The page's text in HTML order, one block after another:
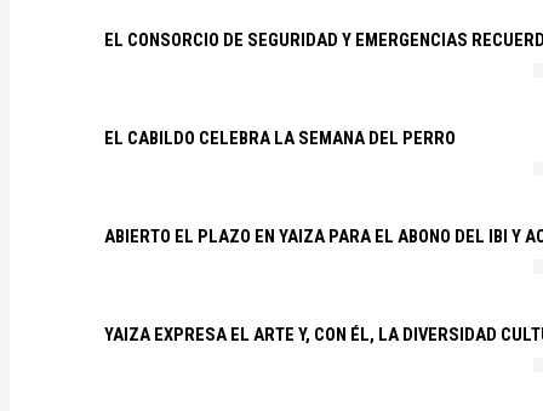
EL CONSORCIO DE SEGURIDAD Y EMERGENCIAS
EL CABILDO CELEBRA LA SEMANA DEL PERRO
ABIERTO EL PLAZO EN YAIZA PARA EL ABONO DEL IBI Y
YAIZA EXPRESA EL ARTE Y, CON ÉL, LA DIVERSIDAD